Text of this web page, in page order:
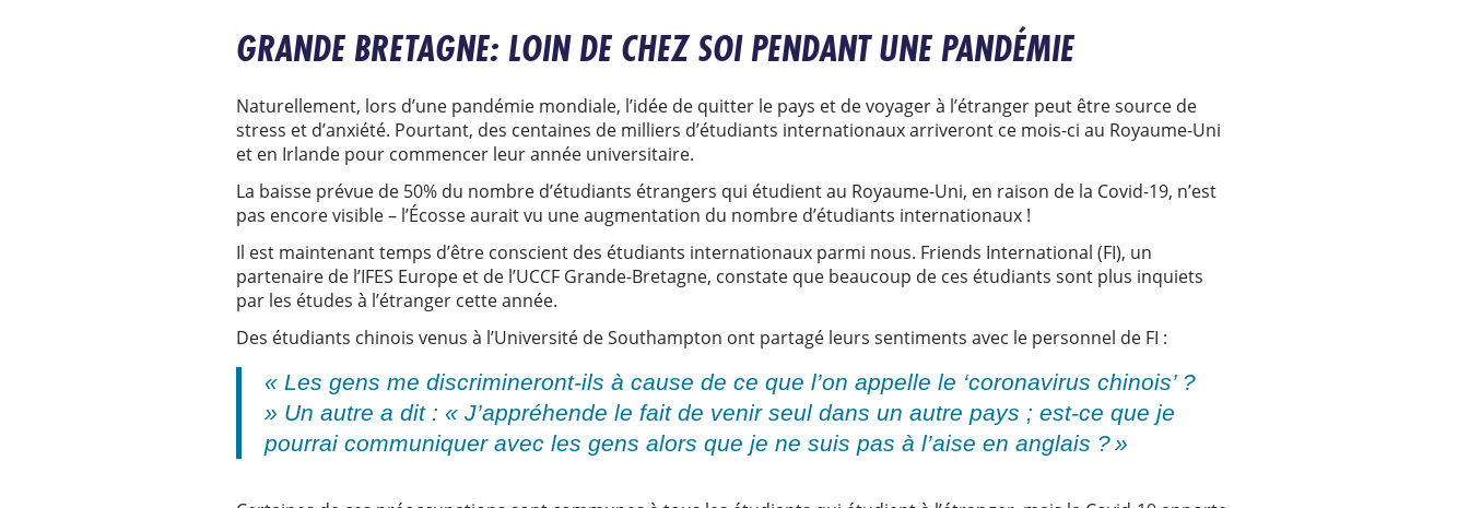
GRANDE BRETAGNE: LOIN DE CHEZ SOI PENDANT UNE PANDÉMIE
Naturellement, lors d’une pandémie mondiale, l’idée de quitter le pays et de voyager à l’étranger peut être source de
stress et d’anxiété. Pourtant, des centaines de milliers d’étudiants internationaux arriveront ce mois-ci au Royaume-Uni
et en Irlande pour commencer leur année universitaire.
La baisse prévue de 50% du nombre d’étudiants étrangers qui étudient au Royaume-Uni, en raison de la Covid-19, n’est
pas encore visible – l’Écosse aurait vu une augmentation du nombre d’étudiants internationaux !
Il est maintenant temps d’être conscient des étudiants internationaux parmi nous. Friends International (FI), un
partenaire de l’IFES Europe et de l’UCCF Grande-Bretagne, constate que beaucoup de ces étudiants sont plus inquiets
par les études à l’étranger cette année.
Des étudiants chinois venus à l’Université de Southampton ont partagé leurs sentiments avec le personnel de FI :
« Les gens me discrimineront-ils à cause de ce que l’on appelle le ‘coronavirus chinois’ ?
» Un autre a dit : « J’appréhende le fait de venir seul dans un autre pays ; est-ce que je
pourrai communiquer avec les gens alors que je ne suis pas à l’aise en anglais ? »